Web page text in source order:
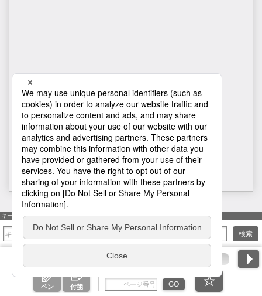
H1
キーワード検索
検索
ペン 付箋 GO